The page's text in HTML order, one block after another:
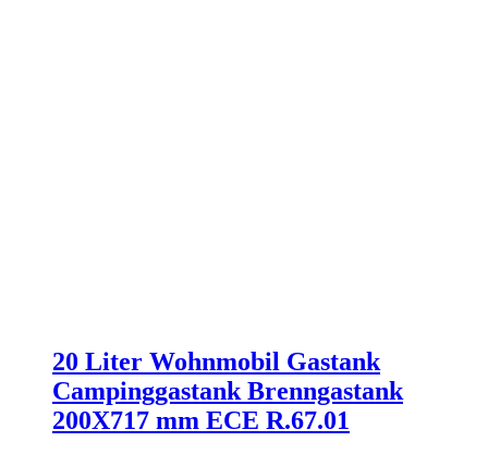
20 Liter Wohnmobil Gastank
Campinggastank Brenngastank
200X717 mm ECE R.67.01